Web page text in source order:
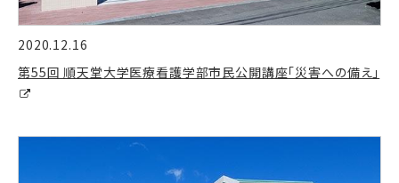
2020.12.16
第55回 順天堂大学医療看護学部市民公開講座「災害への備え」